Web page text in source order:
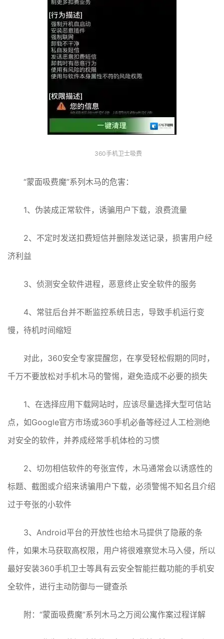
360手机卫士吸费
“蒙面吸费魔”系列木马的危害：
1、伪装成正常软件，诱骗用户下载，浪费流量
2、不定时发送扣费短信并删除发送记录，损害用户经
济利益
3、侦测安全软件进程，恶意终止安全软件的服务
4、常驻后台并不断监控系统日志，导致手机运行变
慢，待机时间缩短
对此，360安全专家提醒您，在享受轻松假期的同时，
千万不要放松对手机木马的警惕，避免造成不必要的损失
1、在选择应用下载网站时，应该尽量选择大型可信站
点，如Google官方市场或360手机必备等经过人工检测绝
对安全的软件，并养成经常手机体检的习惯
2、切勿相信软件的夸张宣传，木马通常会以诱惑性的
标题、截图或介绍来诱骗用户下载，必须警惕不知名且介绍
过于夸张的小软件
3、Android平台的开放性也给木马提供了隐蔽的条
件，如果木马获取高权限，用户将很难察觉木马入侵，所以
最好安装360手机卫士等具有云安全智能拦截功能的手机安
全软件，进行主动防御与一键查杀
附：“蒙面吸费魔”系列木马之万阅公寓作案过程详解